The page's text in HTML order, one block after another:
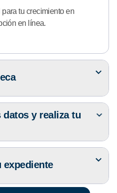
tu crecimiento en
en línea.
datos y realiza tu
expediente